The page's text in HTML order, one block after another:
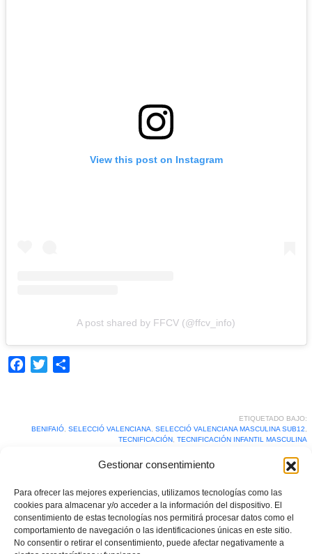
Gestionar consentimiento
Para ofrecer las mejores experiencias, utilizamos tecnologías como las
cookies para almacenar y/o acceder a la información del dispositivo. El
consentimiento de estas tecnologías nos permitirá procesar datos como el
comportamiento de navegación o las identificaciones únicas en este sitio.
No consentir o retirar el consentimiento, puede afectar negativamente a
View this post on Instagram
A post shared by FFCV (@ffcv_info)
Facebook
Twitter
ETIQUETADO BAJO:
BENIFAIÓ, SELECCIÓ VALENCIANA, SELECCIÓ VALENCIANA MASCULINA SUB12,
TECNIFICACIÓN, TECNIFICACIÓN INFANTIL MASCULINA